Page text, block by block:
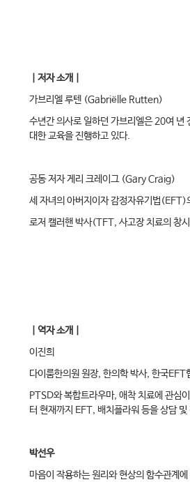
｜저자 소개｜
가브리엘 루텐 (Gabriëlle Rutten)
수년간 의사로 일하던 가브리엘은 20여
대한 교육을 진행하고 있다.
공동 저자 게리 크레이그 (Gary Craig)
세 자녀의 아버지이자 감정자유기법(EFT)
로저 캘러핸 박사(TFT, 사고장 치료의 창
｜역자 소개｜
이진희
다이룸한의원 원장, 한의학 박사, 한국
PTSD와 복합트라우마, 애착 치료에 관심
터 현재까지 EFT, 배치플라워 등을 상담
박선우
마음이 작용하는 원리와 현상의 함수관계